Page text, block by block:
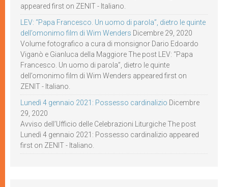
appeared first on ZENIT - Italiano.
LEV: “Papa Francesco. Un uomo di parola”, dietro le quinte
dell’omonimo film di Wim Wenders Dicembre 29, 2020
Volume fotografico a cura di monsignor Dario Edoardo
Viganò e Gianluca della Maggiore The post LEV: “Papa
Francesco. Un uomo di parola”, dietro le quinte
dell’omonimo film di Wim Wenders appeared first on
ZENIT - Italiano.
Lunedì 4 gennaio 2021: Possesso cardinalizio Dicembre
29, 2020
Avviso dell’Ufficio delle Celebrazioni Liturgiche The post
Lunedì 4 gennaio 2021: Possesso cardinalizio appeared
first on ZENIT - Italiano.